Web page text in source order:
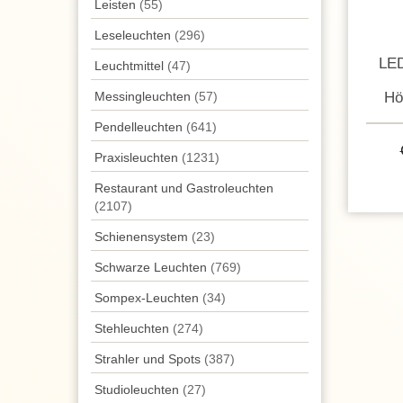
Leisten (55)
Leseleuchten (296)
Leuchtmittel (47)
Messingleuchten (57)
Pendel­leuchten (641)
Praxisleuchten (1231)
Restaurant und Gastroleuchten
(2107)
Schienensystem (23)
Schwarze Leuchten (769)
Sompex-Leuchten (34)
Stehleuchten (274)
Strahler und Spots (387)
Studioleuchten (27)